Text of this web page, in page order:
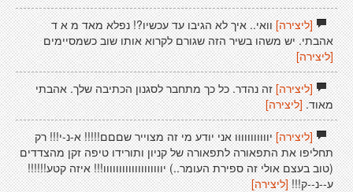
[ליצירה]וואי.. איך לא הגיבו עד עכשיו?! נפלא מאד מ א ד
אהבתי. יש משהו בשיר הזה שגורם לקרוא אותו שוב כשמסיימים
[ליצירה]
[ליצירה]זה נהדר. כל כך מתחבר לסגנון הכתיבה שלך. אהבתי
מאוד. [ליצירה]
[ליצירה]יווווווווווו אני יודע מי זה מצוייר שםםם!!!!! א-נ-י!!! רק
תחליפו את התפאורה לתפאורה של קניון ותורידו טיפה זקן מהצדדים
(טוב בעצם אולי זה ספירת העומר..) יווווווווווווווווווו!!! איזה קטע!!!!!!
ע--נ--ק!!! [ליצירה]